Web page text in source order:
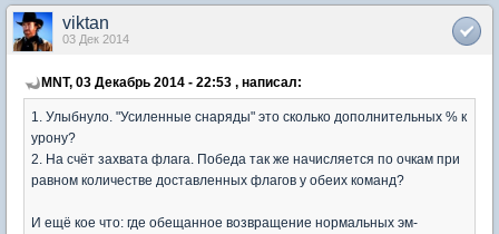
viktan
03 Дек 2014
MNT, 03 Декабрь 2014 - 22:53 , написал:
1. Улыбнуло. "Усиленные снаряды" это сколько дополнительных % к
урону?
2. На счёт захвата флага. Победа так же начисляется по очкам при
равном количестве доставленных флагов у обеих команд?
И ещё кое что: где обещанное возвращение нормальных эм-